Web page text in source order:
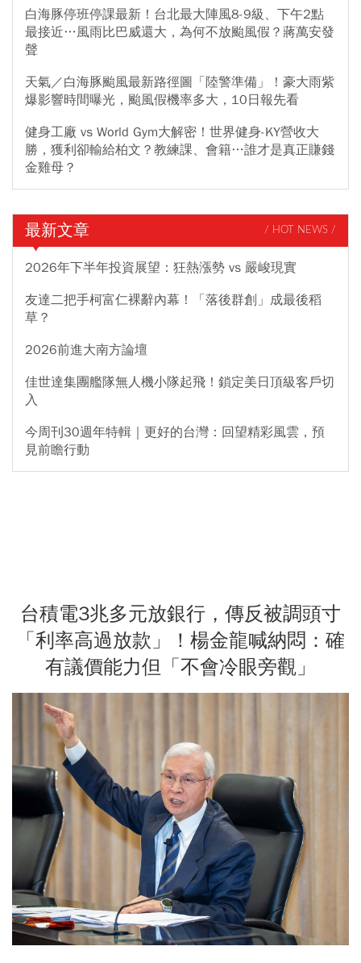
白海豚停班停課最新！台北最大陣風8-9級、下午2點
最接近…風雨比巴威還大，為何不放颱風假？蔣萬安發
聲
天氣／白海豚颱風最新路徑圖「陸警準備」！豪大雨紫
爆影響時間曝光，颱風假機率多大，10日報先看
健身工廠 vs World Gym大解密！世界健身-KY營收大
勝，獲利卻輸給柏文？教練課、會籍…誰才是真正賺錢
金雞母？
最新文章 / HOT NEWS /
2026年下半年投資展望：狂熱漲勢 vs 嚴峻現實
友達二把手柯富仁裸辭內幕！「落後群創」成最後稻
草？
2026前進大南方論壇
佳世達集團艦隊無人機小隊起飛！鎖定美日頂級客戶切
入
今周刊30週年特輯｜更好的台灣：回望精彩風雲，預
見前瞻行動
台積電3兆多元放銀行，傳反被調頭寸
「利率高過放款」！楊金龍喊納悶：確
有議價能力但「不會冷眼旁觀」